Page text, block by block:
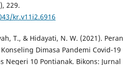
229.
kr.v11i2.6916
T., & Hidayati, N. W. (2021). Peran
Dimasa Pandemi Covid-19
Negeri 10 Pontianak. Bikons: Jurnal